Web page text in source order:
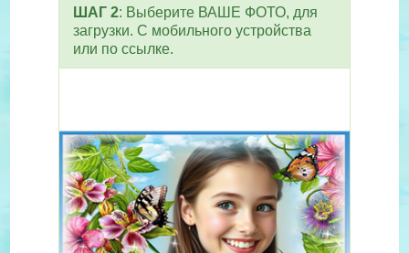
ШАГ 2: Выберите ВАШЕ ФОТО, для
загрузки. С мобильного устройства
или по ссылке.